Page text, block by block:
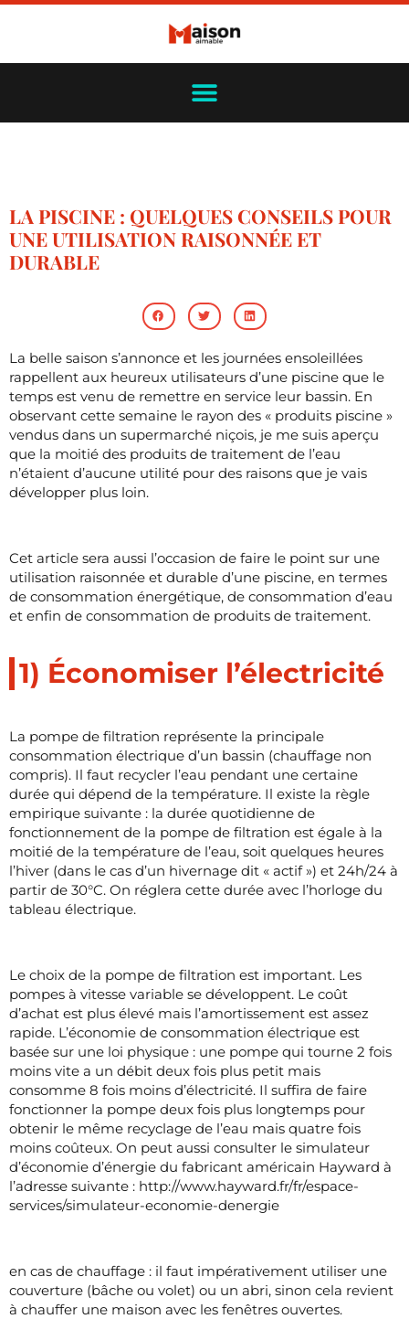
LA PISCINE : QUELQUES CONSEILS POUR
UNE UTILISATION RAISONNÉE ET
DURABLE
La belle saison s’annonce et les journées ensoleillées
rappellent aux heureux utilisateurs d’une piscine que le
temps est venu de remettre en service leur bassin. En
observant cette semaine le rayon des « produits piscine »
vendus dans un supermarché niçois, je me suis aperçu
que la moitié des produits de traitement de l’eau
n’étaient d’aucune utilité pour des raisons que je vais
développer plus loin.
Cet article sera aussi l’occasion de faire le point sur une
utilisation raisonnée et durable d’une piscine, en termes
de consommation énergétique, de consommation d’eau
et enfin de consommation de produits de traitement.
1) Économiser l’électricité
La pompe de filtration représente la principale
consommation électrique d’un bassin (chauffage non
compris). Il faut recycler l’eau pendant une certaine
durée qui dépend de la température. Il existe la règle
empirique suivante : la durée quotidienne de
fonctionnement de la pompe de filtration est égale à la
moitié de la température de l’eau, soit quelques heures
l’hiver (dans le cas d’un hivernage dit « actif ») et 24h/24 à
partir de 30°C. On réglera cette durée avec l’horloge du
tableau électrique.
Le choix de la pompe de filtration est important. Les
pompes à vitesse variable se développent. Le coût
d’achat est plus élevé mais l’amortissement est assez
rapide. L’économie de consommation électrique est
basée sur une loi physique : une pompe qui tourne 2 fois
moins vite a un débit deux fois plus petit mais
consomme 8 fois moins d’électricité. Il suffira de faire
fonctionner la pompe deux fois plus longtemps pour
obtenir le même recyclage de l’eau mais quatre fois
moins coûteux. On peut aussi consulter le simulateur
d’économie d’énergie du fabricant américain Hayward à
l’adresse suivante : http://www.hayward.fr/fr/espace-
services/simulateur-economie-denergie
en cas de chauffage : il faut impérativement utiliser une
couverture (bâche ou volet) ou un abri, sinon cela revient
à chauffer une maison avec les fenêtres ouvertes.